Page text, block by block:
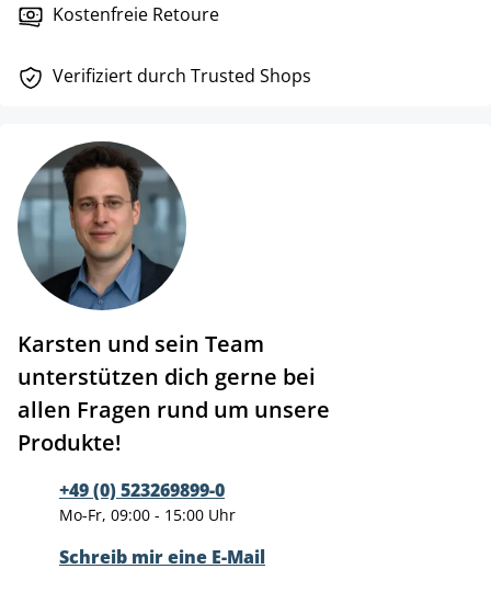
Kostenfreie Retoure
Verifiziert durch Trusted Shops
Karsten und sein Team
unterstützen dich gerne bei
allen Fragen rund um unsere
Produkte!
+49 (0) 523269899-0
Mo-Fr, 09:00 - 15:00 Uhr
Schreib mir eine E-Mail